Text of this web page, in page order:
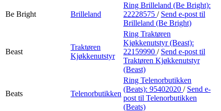
Be Bright Brilleland
Ring Brilleland (Be Bright):
22228575 / Send e-post til
Brilleland (Be Bright)
Beast
Traktøren
Kjøkkenutstyr
Ring Traktøren
Kjøkkenutstyr (Beast):
22159990 / Send e-post til
Traktøren Kjøkkenutstyr
(Beast)
Beats Telenorbutikken
Ring Telenorbutikken
(Beats): 95402020 / Send e-
post til Telenorbutikken
(Beats)